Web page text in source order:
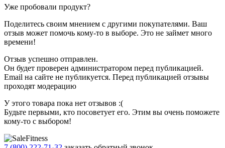
Уже пробовали продукт?
Поделитесь своим мнением с другими покупателями. Ваш
отзыв может помочь кому-то в выборе. Это не займет много
времени!
Отзыв успешно отправлен.
Он будет проверен администратором перед публикацией.
Email на сайте не публикуется. Перед публикацией отзывы
проходят модерацию
У этого товара пока нет отзывов :(
Будьте первыми, кто посоветует его. Этим вы очень поможете
кому-то с выбором!